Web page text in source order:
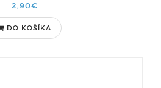
2,90€
DO KOŠÍKA